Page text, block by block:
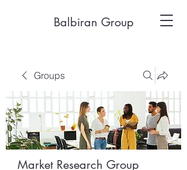
Balbiran Group
Groups
Market Research Group